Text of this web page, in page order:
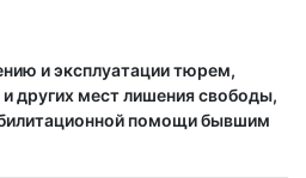
и эксплуатации тюрем,
других мест лишения свободы,
помощи бывшим